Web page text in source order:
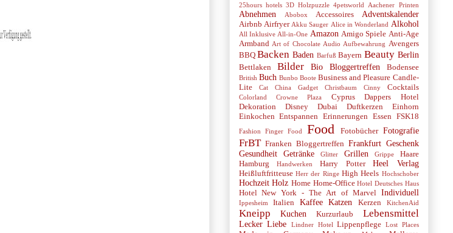
25hours hotels 3D Holzpuzzle 4petsworld Aachener Printen
Abnehmen Abobox Accessoires Adventskalender
Airbnb Airfryer Akku Sauger Alice in Wonderland Alkohol
All Inklusive All-in-One Amazon Amigo Spiele Anti-Age
Armband Art of Chocolate Audio Aufbewahrung Avengers
BBQ Backen Baden Barfuß Bayern Beauty Berlin
Bettlaken Bilder Bio Bloggertreffen Bodensee
British Buch Bunbo Boote Business and Pleasure Candle-
Lite
Cat China Gadget Christbaum Cinny Cocktails
Colorland Crowne Plaza Cyprus
Dappers Hotel
Dekoration
Disney Dubai Duftkerzen
Einhorn
Einkochen Entspannen Erinnerungen Essen FSK18
Fashion Finger Food Food Fotobücher Fotografie
FrBT Franken Bloggertreffen Frankfurt Geschenk
Gesundheit
Getränke Glitter Grillen Grippe
Haare
Hamburg
Handwerken Harry Potter Heel Verlag
Heißluftfritteuse Herr der Ringe High Heels Hochschober
Hochzeit Holz Home Home-Office Hotel Deutsches Haus
Hotel New York - The Art of Marvel Individuell
Ippesheim Italien Kaffee Katzen Kerzen KitchenAid
Kneipp Kuchen Kurzurlaub Lebensmittel
Lecker Liebe Lindner Hotel Lippenpflege Lost Places